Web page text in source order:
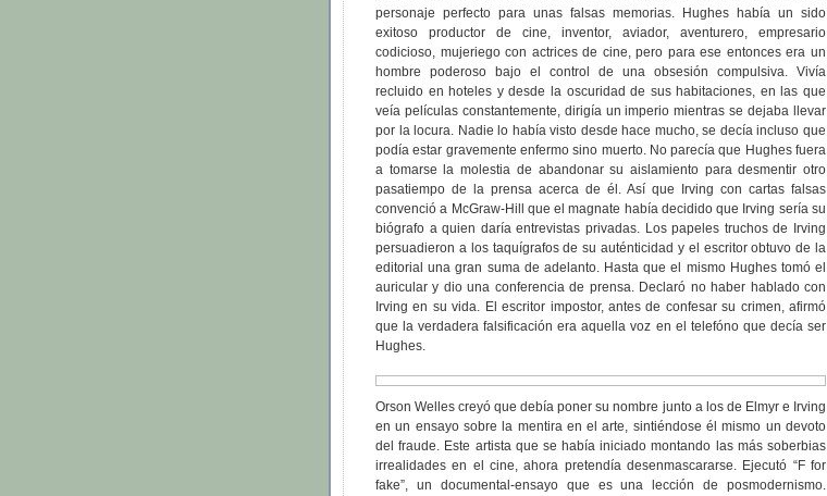
personaje perfecto para unas falsas memorias. Hughes había un sido
exitoso productor de cine, inventor, aviador, aventurero, empresario
codicioso, mujeriego con actrices de cine, pero para ese entonces era un
hombre poderoso bajo el control de una obsesión compulsiva. Vivía
recluido en hoteles y desde la oscuridad de sus habitaciones, en las que
veía películas constantemente, dirigía un imperio mientras se dejaba llevar
por la locura. Nadie lo había visto desde hace mucho, se decía incluso que
podía estar gravemente enfermo sino muerto. No parecía que Hughes fuera
a tomarse la molestia de abandonar su aislamiento para desmentir otro
pasatiempo de la prensa acerca de él. Así que Irving con cartas falsas
convenció a McGraw-Hill que el magnate había decidido que Irving sería su
biógrafo a quien daría entrevistas privadas. Los papeles truchos de Irving
persuadieron a los taquígrafos de su auténticidad y el escritor obtuvo de la
editorial una gran suma de adelanto. Hasta que el mismo Hughes tomó el
auricular y dio una conferencia de prensa. Declaró no haber hablado con
Irving en su vida. El escritor impostor, antes de confesar su crimen, afirmó
que la verdadera falsificación era aquella voz en el telefóno que decía ser
Hughes.
Orson Welles creyó que debía poner su nombre junto a los de Elmyr e Irving
en un ensayo sobre la mentira en el arte, sintiéndose él mismo un devoto
del fraude. Este artista que se había iniciado montando las más soberbias
irrealidades en el cine, ahora pretendía desenmascararse. Ejecutó “F for
fake”, un documental-ensayo que es una lección de posmodernismo.